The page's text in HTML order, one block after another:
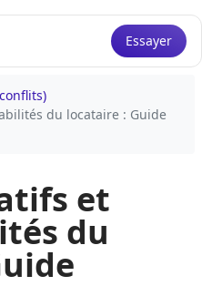
Essayer
du locataire : Guide
et
du